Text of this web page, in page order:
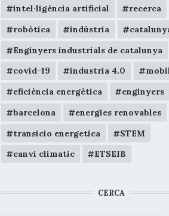
intel·ligència artificial
recerca
robòtica
indústria
Enginyers industrials de catalunya
covid-19
industria 4.0
eficiència energètica
enginyers
barcelona
energies renovables
transicio energetica
STEM
canvi climatic
ETSEIB
CERCA